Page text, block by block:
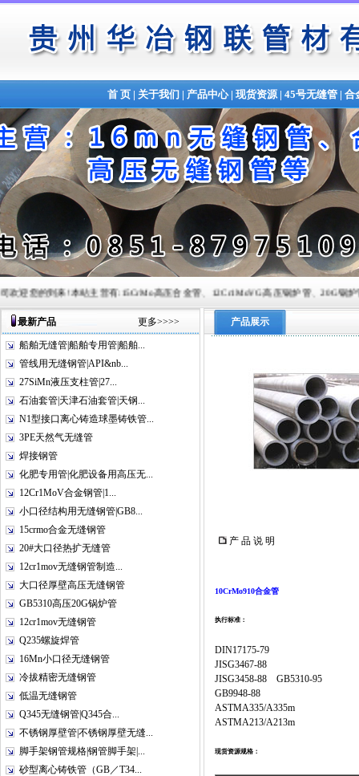
首 页| 关于我们 | 产品中心| 现货资源| 45号无缝管| 合
迎您的到来!本站主营有:15CrMo高压合金管、12Cr1MoVG高压锅炉管、20G锅炉
最新产品 更多>>>>
船舶无缝管|船舶专用管|船舶...
管线用无缝钢管|API&nb...
27SiMn液压支柱管|27...
石油套管|天津石油套管|天钢...
N1型接口离心铸造球墨铸铁管...
3PE天然气无缝管
焊接钢管
化肥专用管|化肥设备用高压无...
12Cr1MoV合金钢管|1...
小口径结构用无缝钢管|GB8...
15crmo合金无缝钢管
20#大口径热扩无缝管
12cr1mov无缝钢管制造...
大口径厚壁高压无缝钢管
GB5310高压20G锅炉管
12cr1mov无缝钢管
Q235螺旋焊管
16Mn小口径无缝钢管
冷拔精密无缝钢管
低温无缝钢管
Q345无缝钢管|Q345合...
不锈钢厚壁管|不锈钢厚壁无缝...
脚手架钢管规格|钢管脚手架|...
砂型离心铸铁管（GB／T34...
产品展示
产 品 说 明
10CrMo910合金管
执行标准：
DIN17175-79
JISG3467-88
JISG3458-88 GB5310-95
GB9948-88
ASTMA335/A335m
ASTMA213/A213m
现货资源规格：